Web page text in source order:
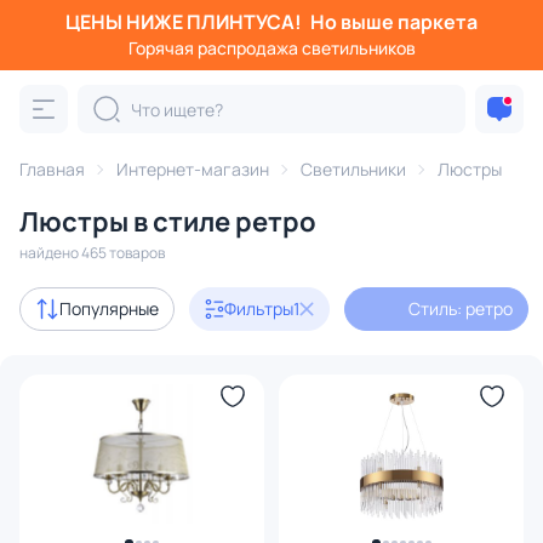
ЦЕНЫ НИЖЕ ПЛИНТУСА! Но выше паркета
Горячая распродажа светильников
Главная Интернет-магазин Светильники Люстры
Люстры в стиле ретро
найдено 465 товаров
Популярные Фильтры1 Стиль: ретро
Фильтры
Категория:
подвесные потолочные светодиодные
Акции 29
Дизайнерский свет 58
В наличии 221